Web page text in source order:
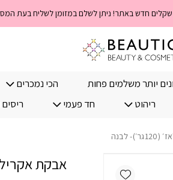
יותר משלמים פחות הכי נמכרים
ריהוט חד פעמי
לבנה
אבקת אקריל Add wishlist